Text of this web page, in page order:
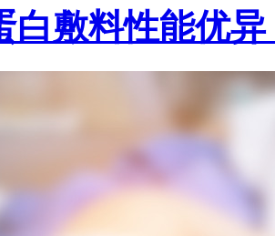
白敷料性能优